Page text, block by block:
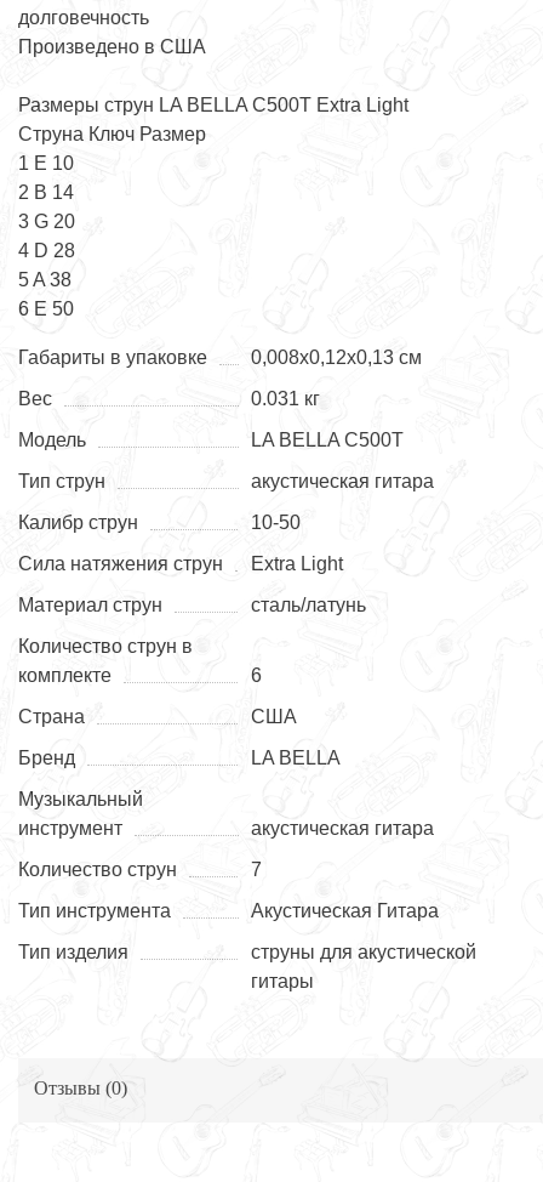
долговечность
Произведено в США
Размеры струн LA BELLA C500T Extra Light
Струна Ключ Размер
1 E 10
2 B 14
3 G 20
4 D 28
5 A 38
6 E 50
Габариты в упаковке
0,008х0,12х0,13 см
Вес
0.031 кг
Модель
LA BELLA C500T
Тип струн
акустическая гитара
Калибр струн
10-50
Сила натяжения струн
Extra Light
Материал струн
сталь/латунь
Количество струн в
комплекте
6
Страна
США
Бренд
LA BELLA
Музыкальный
инструмент
акустическая гитара
Количество струн
7
Тип инструмента
Акустическая Гитара
Тип изделия
струны для акустической
гитары
Отзывы (0)